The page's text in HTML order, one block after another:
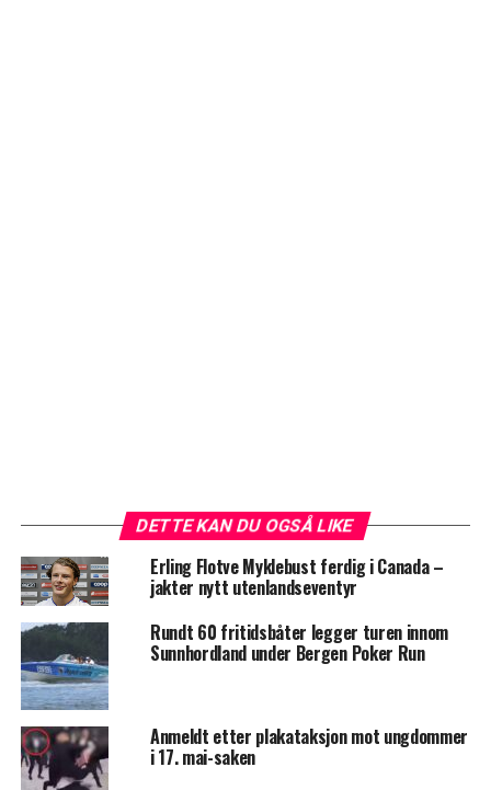
DETTE KAN DU OGSÅ LIKE
Erling Flotve Myklebust ferdig i Canada –
jakter nytt utenlandseventyr
Rundt 60 fritidsbåter legger turen innom
Sunnhordland under Bergen Poker Run
Anmeldt etter plakataksjon mot ungdommer
i 17. mai-saken